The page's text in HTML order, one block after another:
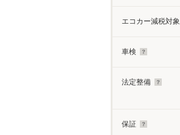
エコカー減税対
車検
法定整備
保証